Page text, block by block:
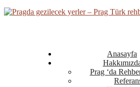
Anasayfa
Prag ‘da